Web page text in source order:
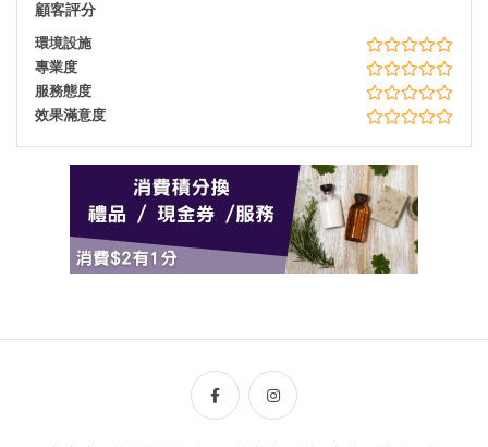
顧客評分
環境設施
專業度
服務態度
效果滿意度